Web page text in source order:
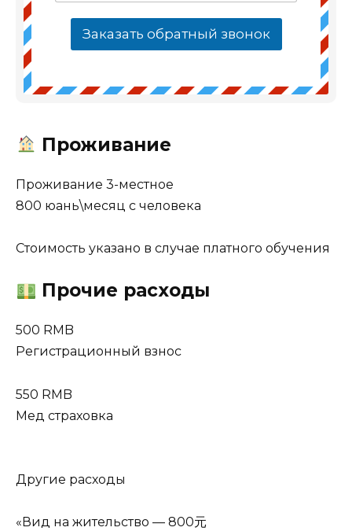
Заказать обратный звонок
Проживание
Проживание 3-местное
800 юань\месяц с человека
Стоимость указано в случае платного обучения
Прочие расходы
500 RMB
Регистрационный взнос
550 RMB
Мед страховка
Другие расходы
«Вид на жительство — 800元